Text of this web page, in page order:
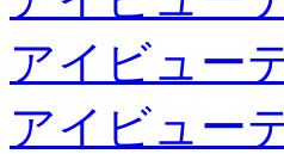
アイビュー
アイビュー